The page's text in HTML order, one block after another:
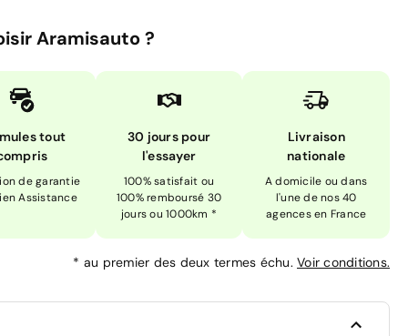
Aramisauto ?
tout
de garantie
Assistance
30 jours pour
l'essayer
100% satisfait ou
100% remboursé 30
jours ou 1000km *
Livraison
nationale
A domicile ou dans
l'une de nos 40
agences en France
* au premier des deux termes échu. Voir conditions.